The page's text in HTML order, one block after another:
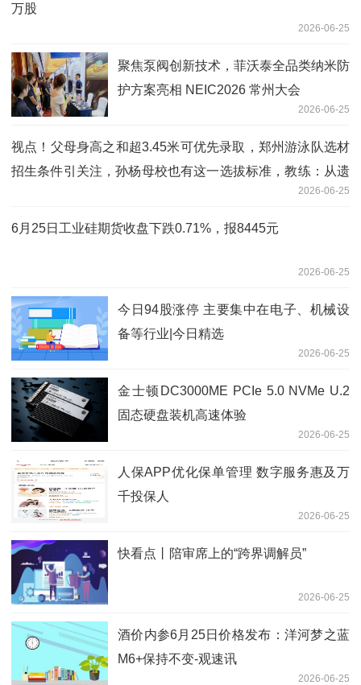
万股
2026-06-25
聚焦泵阀创新技术，菲沃泰全品类纳米防
护方案亮相 NEIC2026 常州大会
2026-06-25
视点！父母身高之和超3.45米可优先录取，郑州游泳队选材
招生条件引关注，孙杨母校也有这一选拔标准，教练：从遗
2026-06-25
6月25日工业硅期货收盘下跌0.71%，报8445元
2026-06-25
今日94股涨停 主要集中在电子、机械设
备等行业|今日精选
2026-06-25
金士顿DC3000ME PCIe 5.0 NVMe U.2
固态硬盘装机高速体验
2026-06-25
人保APP优化保单管理 数字服务惠及万
千投保人
2026-06-25
快看点丨陪审席上的“跨界调解员”
2026-06-25
酒价内参6月25日价格发布：洋河梦之蓝
M6+保持不变-观速讯
2026-06-25